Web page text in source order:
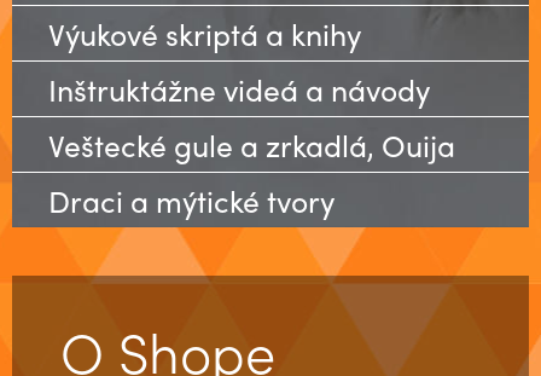
Výukové skriptá a knihy
Inštruktážne videá a návody
Veštecké gule a zrkadlá, Ouija
Draci a mýtické tvory
O Shope